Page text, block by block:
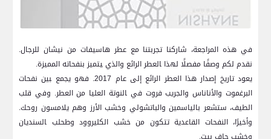
في هذه‌ المراجعة، شاركنا تجربتنا مع ⁤عطر ‌هاسيفات ⁣من نيشان للرجال.
نقدم لكم⁢ وصفًا ⁢مفصلًا⁣ لهذا ‍العطر⁢ الرائع ⁤والذي ‍يتميز بنفحاته المميزة.
يعود​ تاريخ إصدار هذا العطر الرائع ⁣إلى عام ​2017. فهو يجمع ‍بين نفحات
البرغموت والأناناس والجريب فروت في ‍النوتة العليا من العطر.⁢ وفي قلب⁢
الطيف، ستشعر بالياسمين والباتشولي وخشب الأرز وهم يلامسون روحك.
وأخيرًا،⁣ النفحات القاعدية تتكون من خشب الكليروود وطحلب ‍السنديان